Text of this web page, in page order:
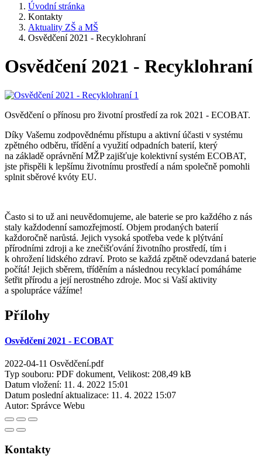
Úvodní stránka
Kontakty
Aktuality ZŠ a MŠ
Osvědčení 2021 - Recyklohraní
Osvědčení 2021 - Recyklohraní
Osvědčení o přínosu pro životní prostředí za rok 2021 - ECOBAT.
Díky Vašemu zodpovědnému přístupu a aktivní účasti v systému
zpětného odběru, třídění a využití odpadních baterií, který
na základě oprávnění MŽP zajišťuje kolektivní systém ECOBAT,
jste přispěli k lepšímu životnímu prostředí a nám společně pomohli
splnit sběrové kvóty EU.
Často si to už ani neuvědomujeme, ale baterie se pro každého z nás
staly každodenní samozřejmostí. Objem prodaných baterií
každoročně narůstá. Jejich vysoká spotřeba vede k plýtvání
přírodními zdroji a ke znečišťování životního prostředí, tím i
k ohrožení lidského zdraví. Proto se každá zpětně odevzdaná baterie
počítá! Jejich sběrem, tříděním a následnou recyklací pomáháme
šetřit přírodu a její nerostného zdroje. Moc si Vaší aktivity
a spolupráce vážíme!
Přílohy
Osvědčení 2021 - ECOBAT
2022-04-11 Osvědčení.pdf
Typ souboru: PDF dokument, Velikost: 208,49 kB
Datum vložení: 11. 4. 2022 15:01
Datum poslední aktualizace: 11. 4. 2022 15:07
Autor: Správce Webu
Kontakty